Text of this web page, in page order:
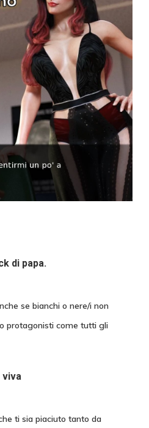
di papa.
se bianchi o nere/i non
protagonisti come tutti gli
viva
ti sia piaciuto tanto da